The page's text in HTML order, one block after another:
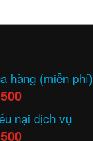
hàng (miễn phí)
nại dịch vụ